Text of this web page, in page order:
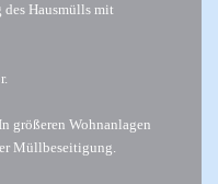
des Hausmülls mit
größeren Wohnanlagen
Müllbeseitigung.